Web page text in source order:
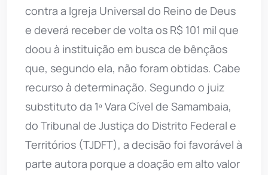
contra a Igreja Universal do Reino de Deus
e deverá receber de volta os R$ 101 mil que
doou à instituição em busca de bênçãos
que, segundo ela, não foram obtidas. Cabe
recurso à determinação. Segundo o juiz
substituto da 1ª Vara Cível de Samambaia,
do Tribunal de Justiça do Distrito Federal e
Territórios (TJDFT), a decisão foi favorável à
parte autora porque a doação em alto valor